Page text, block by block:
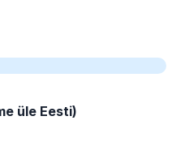
üle Eesti)